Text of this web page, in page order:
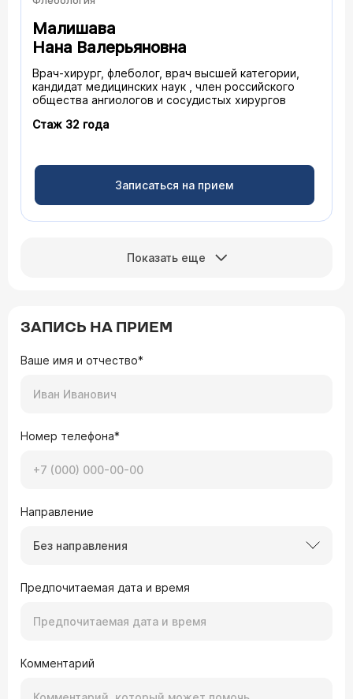
Малишава
Нана Валерьяновна
Врач-хирург, флеболог, врач высшей категории,
кандидат медицинских наук , член российского
общества ангиологов и сосудистых хирургов
Стаж 32 года
Записаться на прием
Показать еще
ЗАПИСЬ НА ПРИЕМ
Ваше имя и отчество*
Номер телефона*
Направление
Без направления
Предпочитаемая дата и время
Комментарий